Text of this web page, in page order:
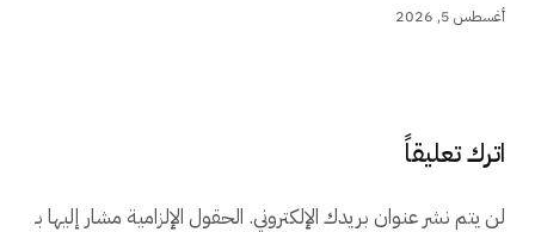
أغسطس 5, 2026
اترك تعليقاً
لن يتم نشر عنوان بريدك الإلكتروني. الحقول الإلزامية مشار إليها بـ